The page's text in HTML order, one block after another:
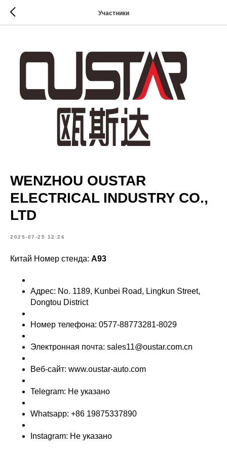
Участники
WENZHOU OUSTAR
ELECTRICAL INDUSTRY CO.,
LTD
2025-07-25 12:26
Китай Номер стенда: A93
Адрес: No. 1189, Kunbei Road, Lingkun Street,
Dongtou District
Номер телефона: 0577-88773281-8029
Электронная почта: sales11@oustar.com.cn
Веб-сайт: www.oustar-auto.com
Telegram: Не указано
Whatsapp: +86 19875337890
Instagram: Не указано